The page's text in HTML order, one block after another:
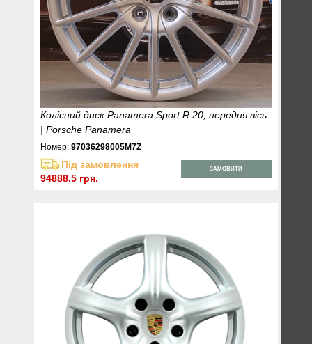
Колісний диск Panamera Sport R 20, передня вісь
| Porsche Panamera
Номер:97036298005M7Z
Під замовлення
94888.5 грн.
ЗАМОВИТИ